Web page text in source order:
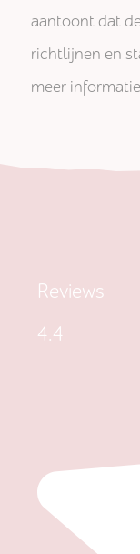
aantoont dat
richtlijnen en
meer
Reviews
4.4